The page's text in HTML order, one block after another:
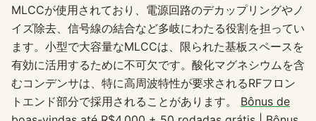
MLCCが使用されており、電源回路のデカップリングやノ
イズ除去、信号線の結合など多岐にわたる役割を担ってい
ます。小型で大容量なMLCCは、限られた基板スペースを
有効に活用するために不可欠です。酸化マグネシウムを含
むコンデンサは、特に高周波特性が要求されるRFフロン
トエンド部分で採用されることがあります。 Bônus de